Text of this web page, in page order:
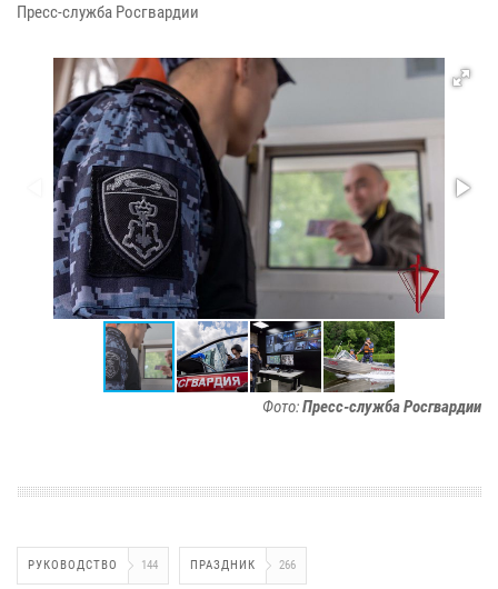
Пресс-служба Росгвардии
Фото:Пресс-служба Росгвардии
РУКОВОДСТВО 144 ПРАЗДНИК 266